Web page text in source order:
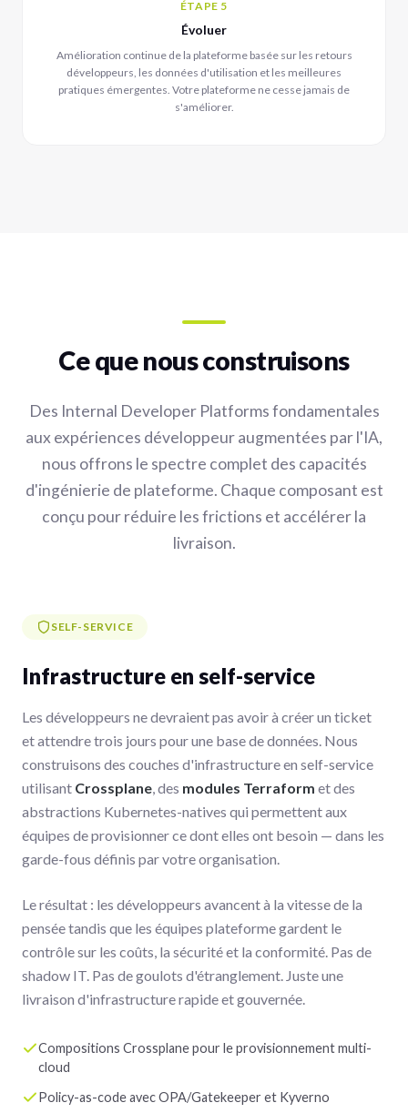
ÉTAPE 5
Évoluer
Amélioration continue de la plateforme basée sur les retours
développeurs, les données d'utilisation et les meilleures
pratiques émergentes. Votre plateforme ne cesse jamais de
s'améliorer.
Ce que nous construisons
Des Internal Developer Platforms fondamentales
aux expériences développeur augmentées par l'IA,
nous offrons le spectre complet des capacités
d'ingénierie de plateforme. Chaque composant est
conçu pour réduire les frictions et accélérer la
livraison.
SELF-SERVICE
Infrastructure en self-service
Les développeurs ne devraient pas avoir à créer un ticket
et attendre trois jours pour une base de données. Nous
construisons des couches d'infrastructure en self-service
utilisant Crossplane, des modules Terraform et des
abstractions Kubernetes-natives qui permettent aux
équipes de provisionner ce dont elles ont besoin — dans les
garde-fous définis par votre organisation.
Le résultat : les développeurs avancent à la vitesse de la
pensée tandis que les équipes plateforme gardent le
contrôle sur les coûts, la sécurité et la conformité. Pas de
shadow IT. Pas de goulots d'étranglement. Juste une
livraison d'infrastructure rapide et gouvernée.
Compositions Crossplane pour le provisionnement multi-
cloud
Policy-as-code avec OPA/Gatekeeper et Kyverno